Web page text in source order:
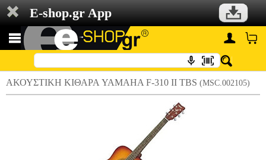
E-shop.gr App
ΑΚΟΥΣΤΙΚΗ ΚΙΘΑΡΑ YAMAHA F-310 II TBS (MSC.002105)